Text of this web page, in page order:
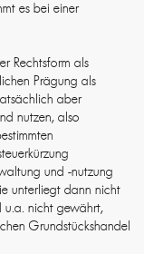
es bei einer
Rechtsform als
Prägung als
aber
nutzen, also
und -nutzung
unterliegt dann nicht
u.a. nicht gewährt,
Grundstückshandel